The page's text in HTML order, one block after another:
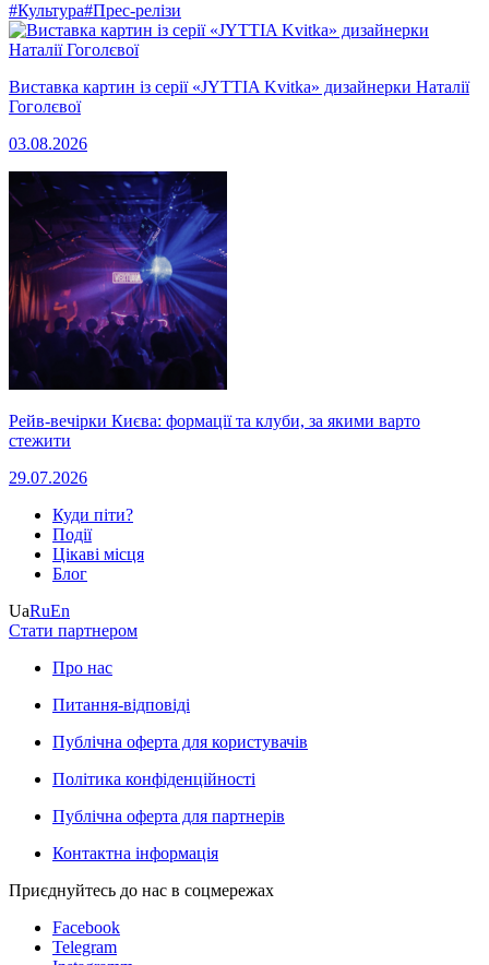
#Культура#Прес-релізи
Виставка картин із серії «JYTTIA Kvitka» дизайнерки Наталії
Гоголєвої
03.08.2026
Рейв-вечірки Києва: формації та клуби, за якими варто
стежити
29.07.2026
Куди піти?
Події
Цікаві місця
Блог
UaRuEn
Стати партнером
Про нас
Питання-відповіді
Публічна оферта для користувачів
Політика конфіденційності
Публічна оферта для партнерів
Контактна інформація
Приєднуйтесь до нас в соцмережах
Facebook
Telegram